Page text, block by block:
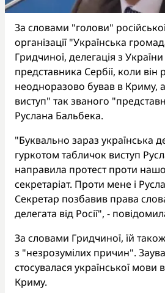
За словами "голови"
організації "Українська
Гридчиної, делегація з
представника Сербії, коли він
неодноразово бував в Криму,
виступ" так званого
Руслана Бальбека.
"Буквально зараз українська
гуркотом табличок виступ
направила протест проти
секретаріат. Проти мене і
Секретар позбавив права
делегата від Росії", -
За словами Гридчиної, їй
з "незрозумілих причин".
стосувалася української мови
Криму.